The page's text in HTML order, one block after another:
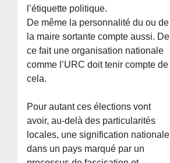
l’étiquette politique.
De même la personnalité du ou de
la maire sortante compte aussi. De
ce fait une organisation nationale
comme l’URC doit tenir compte de
cela.
Pour autant ces élections vont
avoir, au-delà des particularités
locales, une signification nationale
dans un pays marqué par un